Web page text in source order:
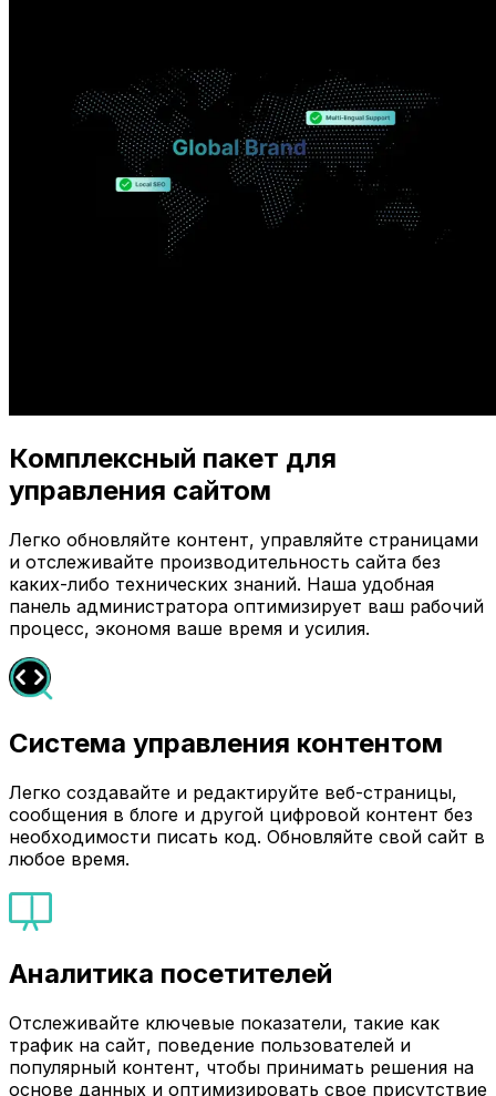
Комплексный пакет для
управления сайтом
Легко обновляйте контент, управляйте страницами
и отслеживайте производительность сайта без
каких-либо технических знаний. Наша удобная
панель администратора оптимизирует ваш рабочий
процесс, экономя ваше время и усилия.
Система управления контентом
Легко создавайте и редактируйте веб-страницы,
сообщения в блоге и другой цифровой контент без
необходимости писать код. Обновляйте свой сайт в
любое время.
Аналитика посетителей
Отслеживайте ключевые показатели, такие как
трафик на сайт, поведение пользователей и
популярный контент, чтобы принимать решения на
основе данных и оптимизировать свое присутствие